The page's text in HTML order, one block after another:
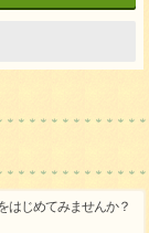
はじめてみませんか？